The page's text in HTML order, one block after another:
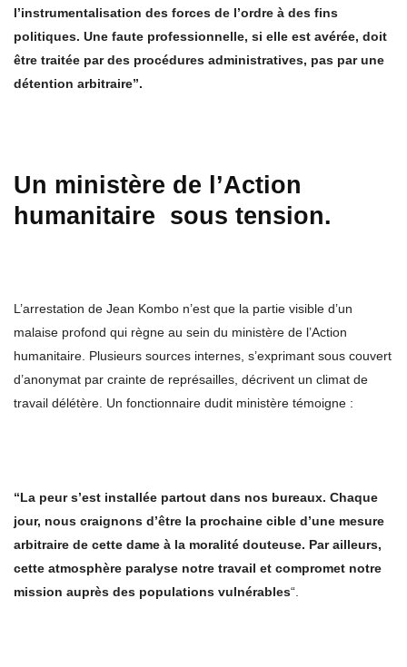
l’instrumentalisation des forces de l’ordre à des fins
politiques. Une faute professionnelle, si elle est avérée, doit
être traitée par des procédures administratives, pas par une
détention arbitraire”.
Un ministère de l’Action
humanitaire sous tension.
L’arrestation de Jean Kombo n’est que la partie visible d’un
malaise profond qui règne au sein du ministère de l’Action
humanitaire. Plusieurs sources internes, s’exprimant sous couvert
d’anonymat par crainte de représailles, décrivent un climat de
travail délétère. Un fonctionnaire dudit ministère témoigne :
“La peur s’est installée partout dans nos bureaux. Chaque
jour, nous craignons d’être la prochaine cible d’une mesure
arbitraire de cette dame à la moralité douteuse. Par ailleurs,
cette atmosphère paralyse notre travail et compromet notre
mission auprès des populations vulnérables“.